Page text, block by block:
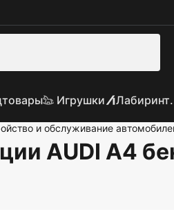
Игрушки
и обслуживание
AUDI A4